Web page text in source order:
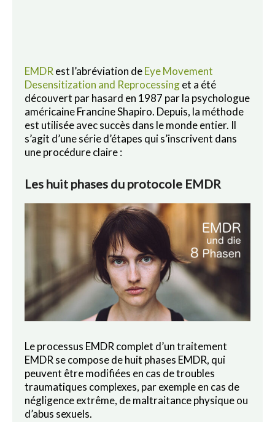
EMDR est l’abréviation deEye Movement
Desensitization and Reprocessinget a été
découvert par hasard en 1987 par la psychologue
américaine Francine Shapiro. Depuis, la méthode
est utilisée avec succès dans le monde entier. Il
s’agit d’une série d’étapes qui s’inscrivent dans
une procédure claire :
Les huit phases du protocole EMDR
Le processus EMDR complet d’un traitement
EMDR se compose de huit phases EMDR, qui
peuvent être modifiées en cas de troubles
traumatiques complexes, par exemple en cas de
négligence extrême, de maltraitance physique ou
d’abus sexuels.